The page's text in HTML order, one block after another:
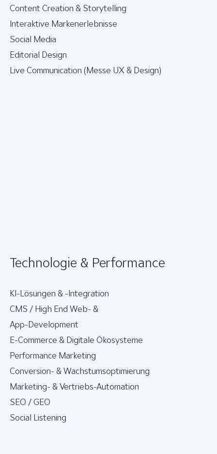
Content Creation & Storytelling
Interaktive Markenerlebnisse
Social Media
Editorial Design
Live Communication (Messe UX & Design)
Technologie & Performance
KI-Lösungen & -Integration
CMS / High End Web- &
App-Development
E-Commerce & Digitale Ökosysteme
Performance Marketing
Conversion- & Wachstumsoptimierung
Marketing- & Vertriebs-Automation
SEO / GEO
Social Listening